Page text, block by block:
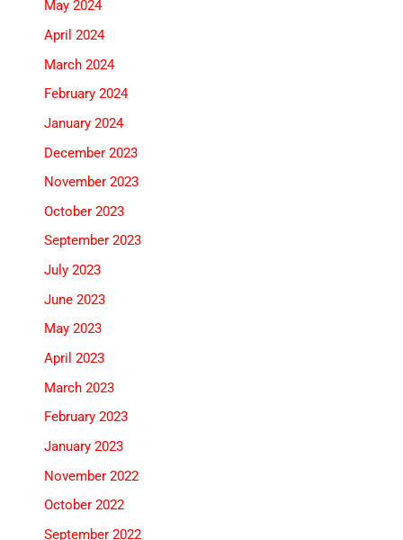
May 2024
April 2024
March 2024
February 2024
January 2024
December 2023
November 2023
October 2023
September 2023
July 2023
June 2023
May 2023
April 2023
March 2023
February 2023
January 2023
November 2022
October 2022
September 2022